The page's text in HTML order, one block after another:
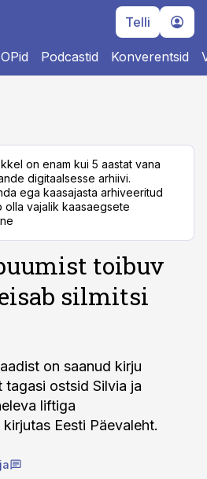
Telli
Podcastid Konverentsid
on enam kui 5 aastat vana
digitaalsesse arhiivi.
ega kaasajasta arhiveeritud
olla vajalik kaasaegsete
toibuv
silmitsi
on saanud kirju
tagasi ostsid Silvia ja
liftiga
Eesti Päevaleht.